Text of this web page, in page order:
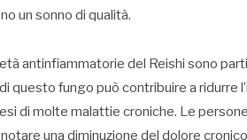
un sonno di qualità.
antinfiammatorie del Reishi sono
questo fungo può contribuire a ridurre
di molte malattie croniche. Le
una diminuzione del dolore